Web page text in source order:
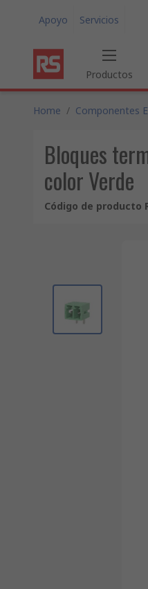
Apoyo Servicios
Productos
Home / Componentes
Bloques
color Verde
Código de producto